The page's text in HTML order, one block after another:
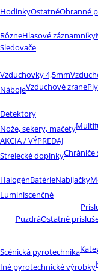
HodinkyOstatnéObranné
RôzneHlasové záznamníky
Sledovače
Vzduchovky 4,5mm
NábojeVzduchové zrane
Detektory
Nože, sekery, mačety
AKCIA / VÝPREDAJ
Strelecké doplnkyChrániče
HalogénBatérieNabíjačky
Luminiscenčné
PuzdráOstatné
Scénická pyrotechnika
Iné pyrotechnické výrobky